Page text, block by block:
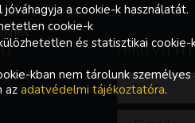
HÍRLEVÉL
a cookie-k használatát.
cookie-k
és statisztikai cookie-
kban nem tárolunk
az adatvédelmi tájékoztatóra.